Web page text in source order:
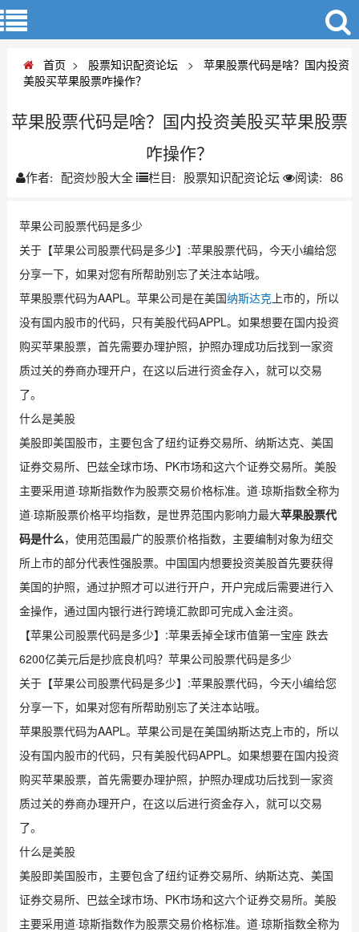
首页 > 股票知识配资论坛 >
苹果股票代码是啥？国内投资
美股买苹果股票咋操作？
苹果股票代码是啥？国内投资美股买苹果股票
咋操作？
作者: 配资炒股大全 栏目: 股票知识配资论坛 阅读: 86
苹果公司股票代码是多少
关于【苹果公司股票代码是多少】:苹果股票代码，今天小编给您
分享一下，如果对您有所帮助别忘了关注本站哦。
苹果股票代码为AAPL。苹果公司是在美国纳斯达克上市的，所以
没有国内股市的代码，只有美股代码APPL。如果想要在国内投资
购买苹果股票，首先需要办理护照，护照办理成功后找到一家资
质过关的券商办理开户，在这以后进行资金存入，就可以交易
了。
什么是美股
美股即美国股市，主要包含了纽约证券交易所、纳斯达克、美国
证券交易所、巴兹全球市场、PK市场和这六个证券交易所。美股
主要采用道·琼斯指数作为股票交易价格标准。道·琼斯指数全称为
道·琼斯股票价格平均指数，是世界范围内影响力最大苹果股票代
码是什么，使用范围最广的股票价格指数，主要编制对象为纽交
所上市的部分代表性强股票。中国国内想要投资美股首先要获得
美国的护照，通过护照才可以进行开户，开户完成后需要进行入
金操作，通过国内银行进行跨境汇款即可完成入金注资。
【苹果公司股票代码是多少】:苹果丢掉全球市值第一宝座 跌去
6200亿美元后是抄底良机吗？苹果公司股票代码是多少
关于【苹果公司股票代码是多少】:苹果股票代码，今天小编给您
分享一下，如果对您有所帮助别忘了关注本站哦。
苹果股票代码为AAPL。苹果公司是在美国纳斯达克上市的，所以
没有国内股市的代码，只有美股代码APPL。如果想要在国内投资
购买苹果股票，首先需要办理护照，护照办理成功后找到一家资
质过关的券商办理开户，在这以后进行资金存入，就可以交易
了。
什么是美股
美股即美国股市，主要包含了纽约证券交易所、纳斯达克、美国
证券交易所、巴兹全球市场、PK市场和这六个证券交易所。美股
主要采用道·琼斯指数作为股票交易价格标准。道·琼斯指数全称为